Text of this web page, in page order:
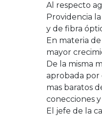
Al respecto
Providencia
y de fibra
En materia
mayor
De la misma
aprobada por
mas baratos
conecciones
El jefe de la